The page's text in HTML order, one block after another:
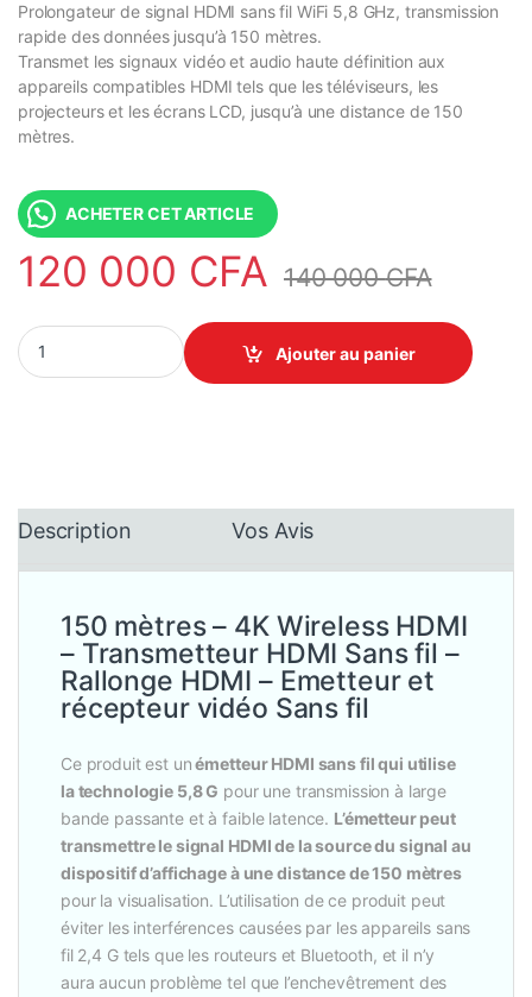
Prolongateur de signal HDMI sans fil WiFi 5,8 GHz, transmission
rapide des données jusqu’à 150 mètres.
Transmet les signaux vidéo et audio haute définition aux
appareils compatibles HDMI tels que les téléviseurs, les
projecteurs et les écrans LCD, jusqu’à une distance de 150
mètres.
ACHETER CET ARTICLE
120 000 CFA 140 000CFA
150 mètres - 4K Wireless HDMI - Transmetteur HDMI Sans fil -
Ajouter au panier
Description Vos Avis
150 mètres – 4K Wireless HDMI
– Transmetteur HDMI Sans fil –
Rallonge HDMI – Emetteur et
récepteur vidéo Sans fil
Ce produit est unémetteur HDMI sans fil qui utilise
la technologie 5,8 G pour une transmission à large
bande passante et à faible latence. L’émetteur peut
transmettre le signal HDMI de la source du signal au
dispositif d’affichage à une distance de 150 mètres
pour la visualisation. L’utilisation de ce produit peut
éviter les interférences causées par les appareils sans
fil 2,4 G tels que les routeurs et Bluetooth, et il n’y
aura aucun problème tel que l’enchevêtrement des